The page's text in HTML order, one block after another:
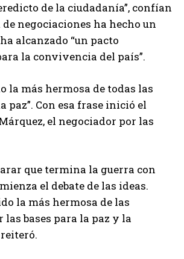
de la ciudadanía”, confían
de negociaciones ha hecho un
alcanzado “un pacto
la convivencia del país”.
la más hermosa de todas las
paz”. Con esa frase inició el
el negociador por las
que termina la guerra con
el debate de las ideas.
la más hermosa de las
las bases para la paz y la